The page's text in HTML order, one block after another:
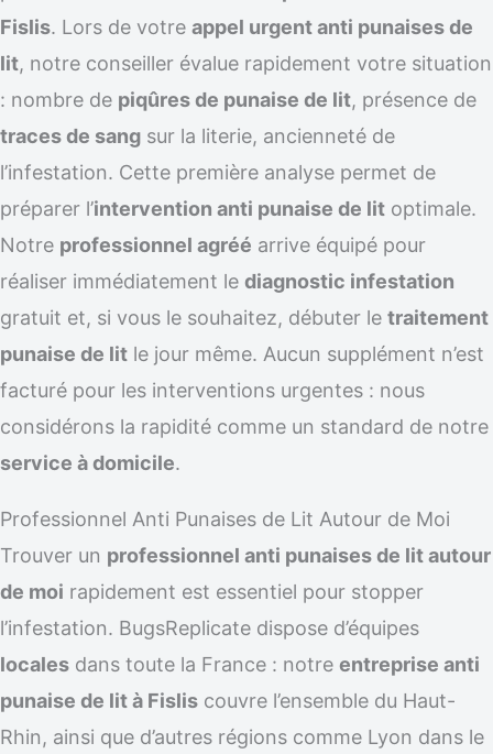
Fislis. Lors de votre appel urgent anti punaises de
lit, notre conseiller évalue rapidement votre situation
: nombre de piqûres de punaise de lit, présence de
traces de sang sur la literie, ancienneté de
l’infestation. Cette première analyse permet de
préparer l’intervention anti punaise de lit optimale.
Notre professionnel agréé arrive équipé pour
réaliser immédiatement le diagnostic infestation
gratuit et, si vous le souhaitez, débuter le traitement
punaise de lit le jour même. Aucun supplément n’est
facturé pour les interventions urgentes : nous
considérons la rapidité comme un standard de notre
service à domicile.
Professionnel Anti Punaises de Lit Autour de Moi
Trouver un professionnel anti punaises de lit autour
de moi rapidement est essentiel pour stopper
l’infestation. BugsReplicate dispose d’équipes
locales dans toute la France : notre entreprise anti
punaise de lit à Fislis couvre l’ensemble du Haut-
Rhin, ainsi que d’autres régions comme Lyon dans le